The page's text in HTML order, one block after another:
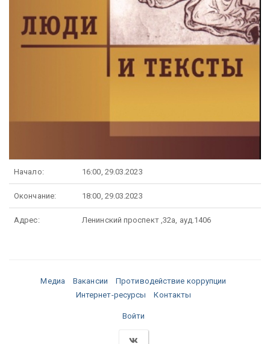
Начало: 16:00, 29.03.2023
Окончание: 18:00, 29.03.2023
Адрес: Ленинский проспект ,32а, ауд.1406
Медиа Вакансии
Противодействие коррупции
Интернет-ресурсы
Контакты
Войти